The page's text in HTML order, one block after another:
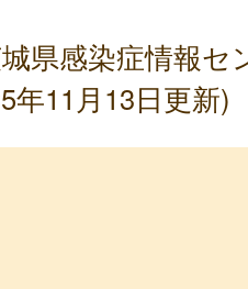
県感染症情報セ
年11月13日更新)